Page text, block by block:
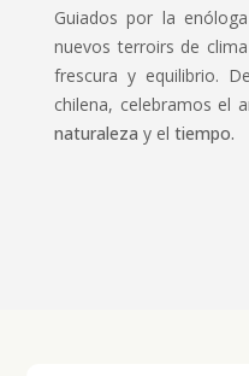
Guiados por la enóloga
nuevos terroirs de
frescura y equilibrio.
chilena, celebramos el
naturalezay eltiempo.